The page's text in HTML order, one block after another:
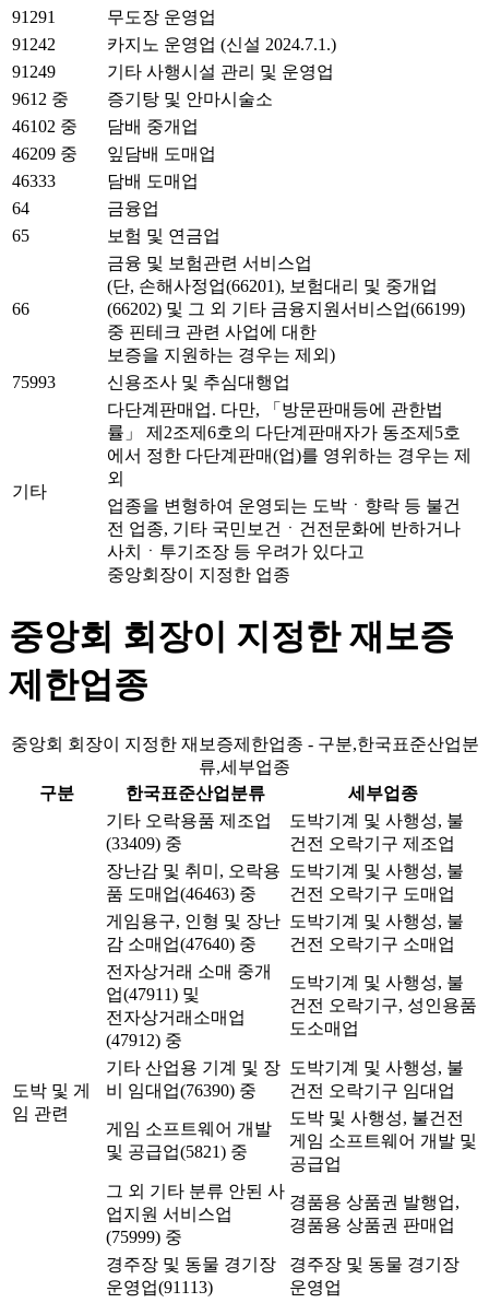
91291
무도장 운영업
91242
카지노 운영업 (신설 2024.7.1.)
91249
기타 사행시설 관리 및 운영업
9612 중
증기탕 및 안마시술소
46102 중
담배 중개업
46209 중
잎담배 도매업
46333
담배 도매업
64
금융업
65
보험 및 연금업
66
금융 및 보험관련 서비스업
(단, 손해사정업(66201), 보험대리 및 중개업
(66202) 및 그 외 기타 금융지원서비스업(66199)
중 핀테크 관련 사업에 대한
보증을 지원하는 경우는 제외)
75993
신용조사 및 추심대행업
기타
다단계판매업. 다만, 「방문판매등에 관한법
률」 제2조제6호의 다단계판매자가 동조제5호
에서 정한 다단계판매(업)를 영위하는 경우는 제
외
업종을 변형하여 운영되는 도박ㆍ향락 등 불건
전 업종, 기타 국민보건ㆍ건전문화에 반하거나
사치ㆍ투기조장 등 우려가 있다고
중앙회장이 지정한 업종
중앙회 회장이 지정한 재보증
제한업종
중앙회 회장이 지정한 재보증제한업종 - 구분,한국표준산업분
류,세부업종
구분
한국표준산업분류 세부업종
도박 및 게
임 관련
기타 오락용품 제조업
(33409) 중
도박기계 및 사행성, 불
건전 오락기구 제조업
장난감 및 취미, 오락용
품 도매업(46463) 중
도박기계 및 사행성, 불
건전 오락기구 도매업
게임용구, 인형 및 장난
감 소매업(47640) 중
도박기계 및 사행성, 불
건전 오락기구 소매업
전자상거래 소매 중개
업(47911) 및
전자상거래소매업
(47912) 중
도박기계 및 사행성, 불
건전 오락기구, 성인용품
도소매업
기타 산업용 기계 및 장
비 임대업(76390) 중
도박기계 및 사행성, 불
건전 오락기구 임대업
게임 소프트웨어 개발
및 공급업(5821) 중
도박 및 사행성, 불건전
게임 소프트웨어 개발 및
공급업
그 외 기타 분류 안된 사
업지원 서비스업
(75999) 중
경품용 상품권 발행업,
경품용 상품권 판매업
경주장 및 동물 경기장
운영업(91113)
경주장 및 동물 경기장
운영업